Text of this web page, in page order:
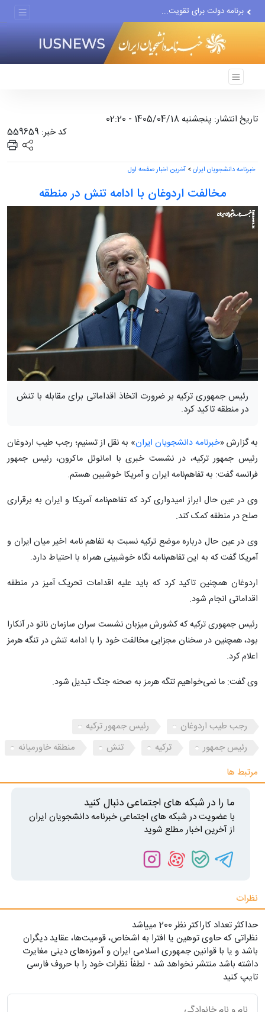
برنامه دولت برای تقویت...
دور جدید مذاکرات با اسرائیل...
تاریخ انتشار: پنجشنبه 1405/04/18 - 02:20
کد خبر: 559659
خبرنامه دانشجویان ایران> آخرین اخبار صفحه اول
مخالفت اردوغان با ادامه تنش در منطقه
رئیس جمهوری ترکیه بر ضرورت اتخاذ اقداماتی برای مقابله با تنش
در منطقه تاکید کرد.
به گزارش «خبرنامه دانشجویان ایران» به نقل از تسنیم؛ رجب طیب اردوغان
رئیس جمهور ترکیه، در نشست خبری با امانوئل ماکرون، رئیس جمهور
فرانسه گفت: به تفاهم‌نامه ایران و آمریکا خوشبین هستم.
وی در عین حال ابراز امیدواری کرد که تفاهم‌نامه آمریکا و ایران به برقراری
صلح در منطقه کمک کند.
وی در عین حال درباره موضع ترکیه نسبت به تفاهم نامه اخیر میان ایران و
آمریکا گفت که به این تفاهم‌نامه نگاه خوشبینی همراه با احتیاط دارد.
اردوغان همچنین تاکید کرد که باید علیه اقدامات تحریک آمیز در منطقه
اقداماتی انجام شود.
رئیس جمهوری ترکیه که کشورش میزبان نشست سران سازمان ناتو در آنکارا
بود، همچنین در سخنان مجزایی مخالفت خود را با ادامه تنش در تنگه هرمز
اعلام کرد.
وی گفت: ما نمی‌خواهیم تنگه هرمز به صحنه جنگ تبدیل شود.
رجب طیب اردوغان
رئیس جمهور ترکیه
رئیس جمهور
ترکیه تنش
منطقه خاورمیانه
مرتبط ها
ما را در شبکه های اجتماعی دنبال کنید
با عضویت در شبکه های اجتماعی خبرنامه دانشجویان ایران
از آخرین اخبار مطلع شوید
نظرات
حداکثر تعداد کاراکتر نظر 200 ميياشد
نظراتی که حاوی توهین یا افترا به اشخاص، قومیت‌ها، عقاید دیگران
باشد و یا با قوانین جمهوری اسلامی ایران و آموزه‌های دینی مغایرت
داشته باشد منتشر نخواهد شد - لطفاً نظرات خود را با حروف فارسی
تایپ کنید